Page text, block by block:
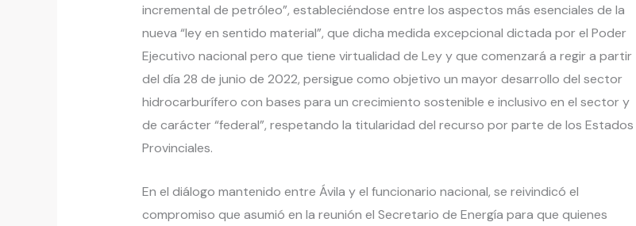
incremental de petróleo”, estableciéndose entre los aspectos más esenciales de la
nueva “ley en sentido material”, que dicha medida excepcional dictada por el Poder
Ejecutivo nacional pero que tiene virtualidad de Ley y que comenzará a regir a partir
del día 28 de junio de 2022, persigue como objetivo un mayor desarrollo del sector
hidrocarburífero con bases para un crecimiento sostenible e inclusivo en el sector y
de carácter “federal”, respetando la titularidad del recurso por parte de los Estados
Provinciales.
En el diálogo mantenido entre Ávila y el funcionario nacional, se reivindicó el
compromiso que asumió en la reunión el Secretario de Energía para que quienes